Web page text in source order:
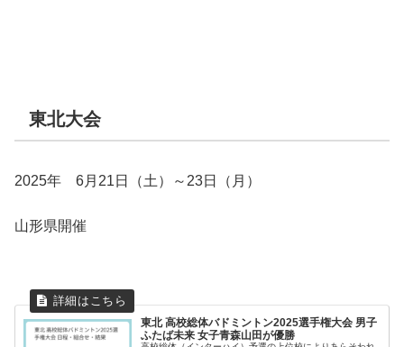
東北大会
2025年 6月21日（土）～23日（月）
山形県開催
東北 高校総体バドミントン2025選手権大会 男子
ふたば未来 女子青森山田が優勝